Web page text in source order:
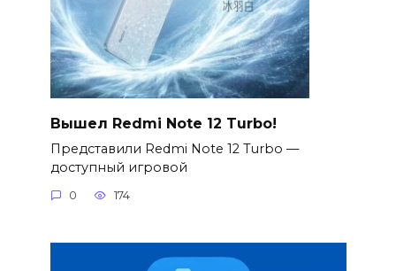
Вышел Redmi Note 12 Turbo!
Представили Redmi Note 12 Turbo —
доступный игровой
0 174